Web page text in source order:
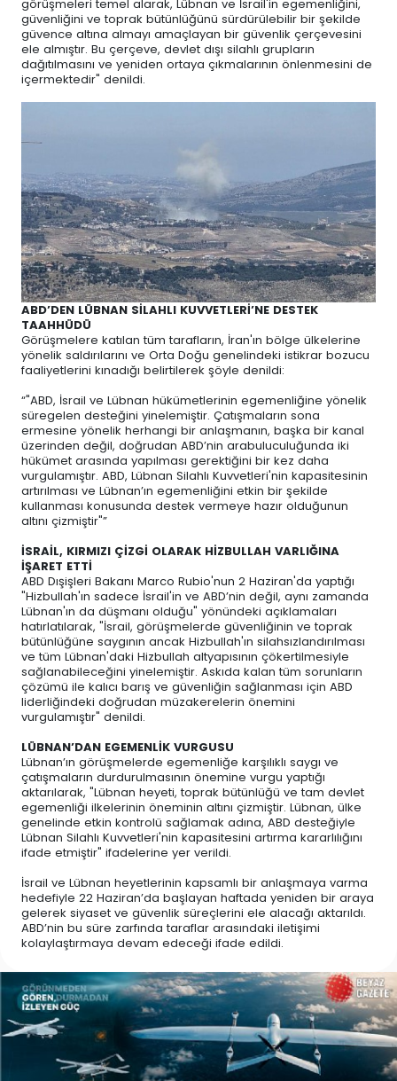
görüşmeleri temel alarak, Lübnan ve İsrail'in egemenliğini,
güvenliğini ve toprak bütünlüğünü sürdürülebilir bir şekilde
güvence altına almayı amaçlayan bir güvenlik çerçevesini
ele almıştır. Bu çerçeve, devlet dışı silahlı grupların
dağıtılmasını ve yeniden ortaya çıkmalarının önlenmesini de
içermektedir" denildi.
ABD’DEN LÜBNAN SİLAHLI KUVVETLERİ’NE DESTEK
TAAHHÜDÜ
Görüşmelere katılan tüm tarafların, İran'ın bölge ülkelerine
yönelik saldırılarını ve Orta Doğu genelindeki istikrar bozucu
faaliyetlerini kınadığı belirtilerek şöyle denildi:
“"ABD, İsrail ve Lübnan hükümetlerinin egemenliğine yönelik
süregelen desteğini yinelemiştir. Çatışmaların sona
ermesine yönelik herhangi bir anlaşmanın, başka bir kanal
üzerinden değil, doğrudan ABD’nin arabuluculuğunda iki
hükümet arasında yapılması gerektiğini bir kez daha
vurgulamıştır. ABD, Lübnan Silahlı Kuvvetleri'nin kapasitesinin
artırılması ve Lübnan’ın egemenliğini etkin bir şekilde
kullanması konusunda destek vermeye hazır olduğunun
altını çizmiştir"”
İSRAİL, KIRMIZI ÇİZGİ OLARAK HİZBULLAH VARLIĞINA
İŞARET ETTİ
ABD Dışişleri Bakanı Marco Rubio'nun 2 Haziran'da yaptığı
"Hizbullah'ın sadece İsrail'in ve ABD’nin değil, aynı zamanda
Lübnan'ın da düşmanı olduğu" yönündeki açıklamaları
hatırlatılarak, "İsrail, görüşmelerde güvenliğinin ve toprak
bütünlüğüne saygının ancak Hizbullah'ın silahsızlandırılması
ve tüm Lübnan'daki Hizbullah altyapısının çökertilmesiyle
sağlanabileceğini yinelemiştir. Askıda kalan tüm sorunların
çözümü ile kalıcı barış ve güvenliğin sağlanması için ABD
liderliğindeki doğrudan müzakerelerin önemini
vurgulamıştır" denildi.
LÜBNAN’DAN EGEMENLİK VURGUSU
Lübnan’ın görüşmelerde egemenliğe karşılıklı saygı ve
çatışmaların durdurulmasının önemine vurgu yaptığı
aktarılarak, "Lübnan heyeti, toprak bütünlüğü ve tam devlet
egemenliği ilkelerinin öneminin altını çizmiştir. Lübnan, ülke
genelinde etkin kontrolü sağlamak adına, ABD desteğiyle
Lübnan Silahlı Kuvvetleri'nin kapasitesini artırma kararlılığını
ifade etmiştir" ifadelerine yer verildi.
İsrail ve Lübnan heyetlerinin kapsamlı bir anlaşmaya varma
hedefiyle 22 Haziran’da başlayan haftada yeniden bir araya
gelerek siyaset ve güvenlik süreçlerini ele alacağı aktarıldı.
ABD’nin bu süre zarfında taraflar arasındaki iletişimi
kolaylaştırmaya devam edeceği ifade edildi.